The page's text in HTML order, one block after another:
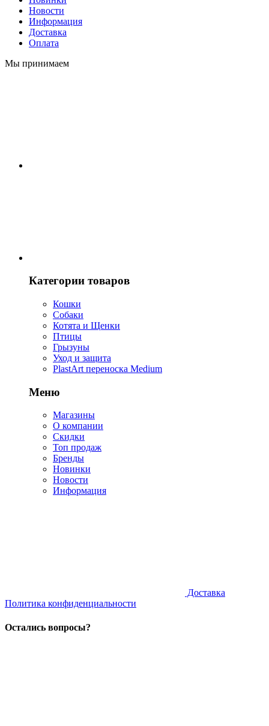
Новости
Информация
Доставка
Оплата
Мы принимаем
Категории товаров
Кошки
Собаки
Котята и Щенки
Птицы
Грызуны
Уход и защита
PlastArt переноска Medium
Меню
Магазины
О компании
Скидки
Топ продаж
Бренды
Новинки
Новости
Информация
Доставка
Политика конфиденциальности
Остались вопросы?